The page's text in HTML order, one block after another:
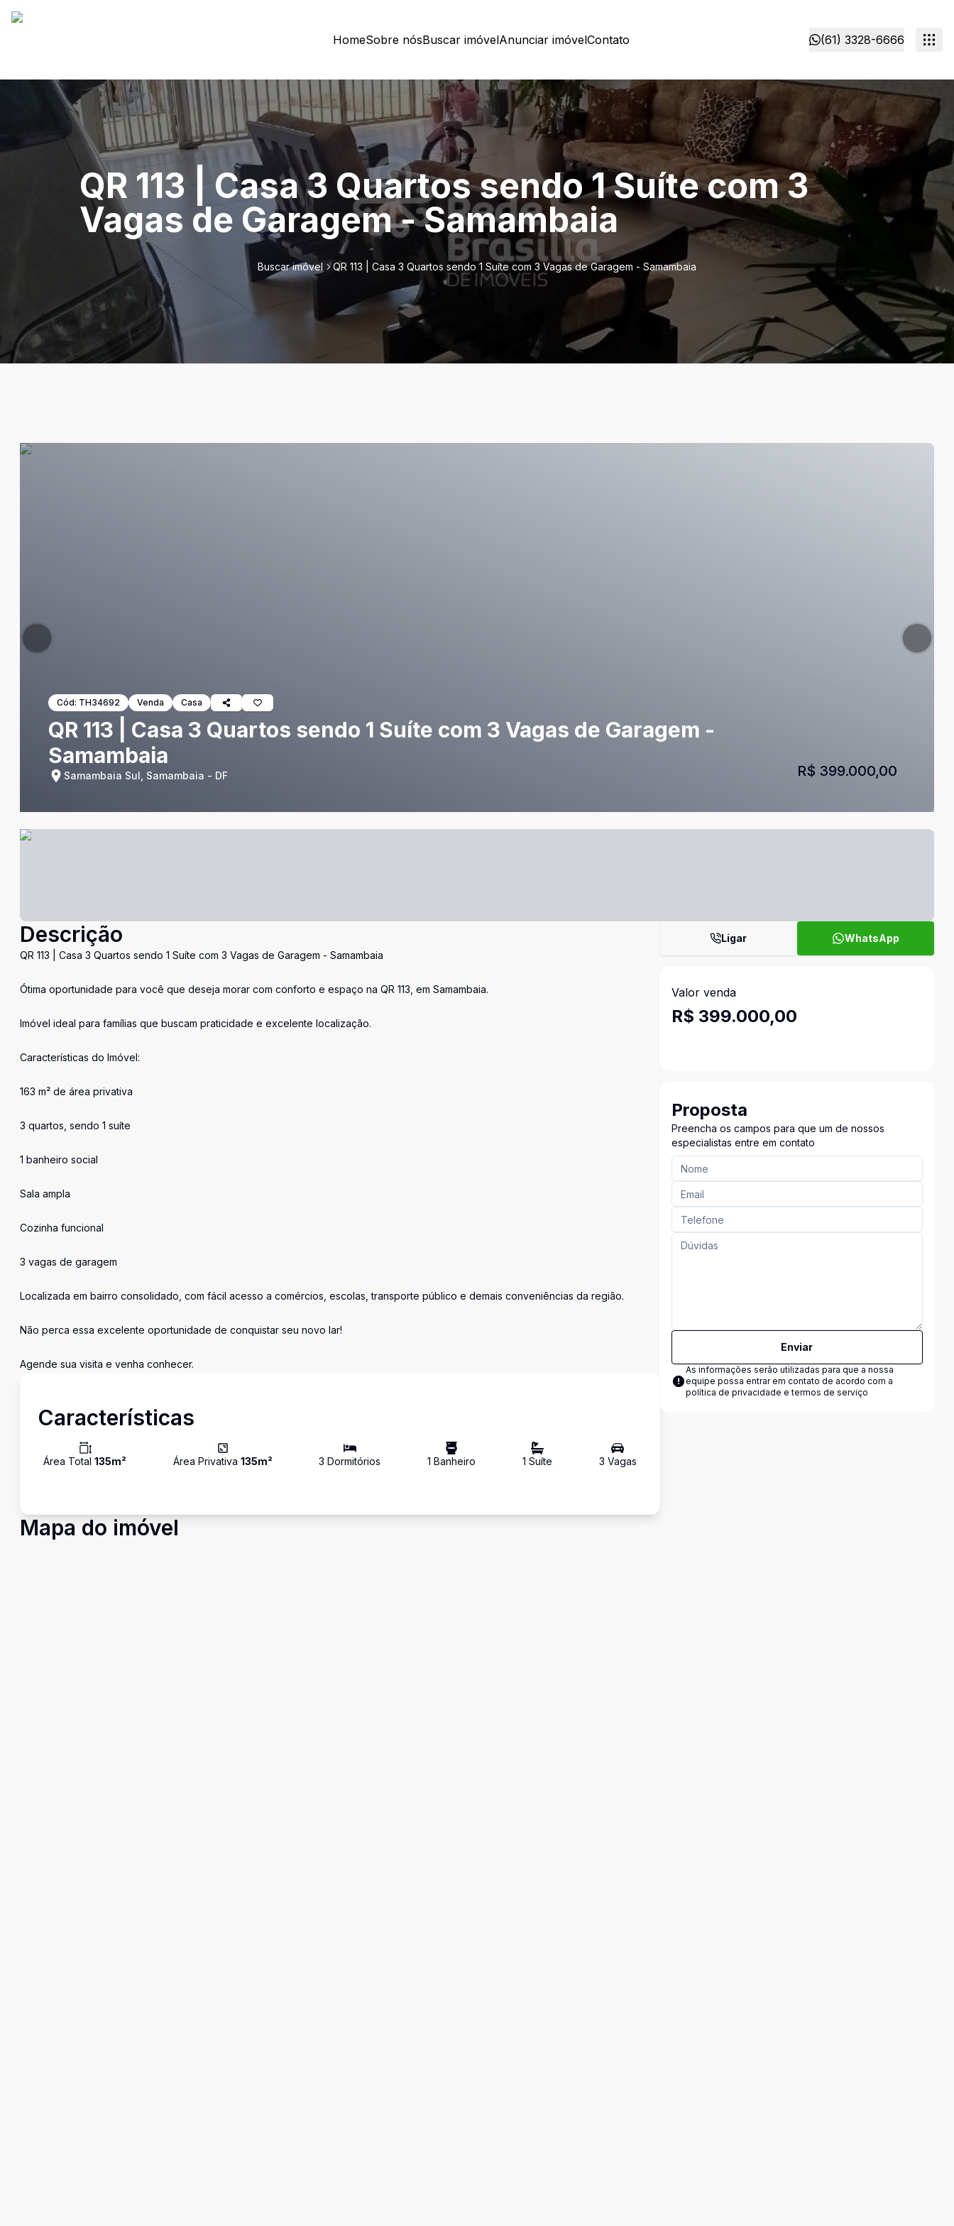
HomeSobre nósBuscar imóvelAnunciar imóvelContato (61) 3328-6666
QR 113 | Casa 3 Quartos sendo 1 Suíte com 3
Vagas de Garagem - Samambaia
Buscar imóvel QR 113 | Casa 3 Quartos sendo 1 Suíte com 3 Vagas de Garagem - Samambaia
Cód: TH34692 Venda Casa
QR 113 | Casa 3 Quartos sendo 1 Suíte com 3 Vagas de Garagem -
Samambaia
Samambaia Sul, Samambaia - DF R$ 399.000,00
Descrição
QR 113 | Casa 3 Quartos sendo 1 Suíte com 3 Vagas de Garagem - Samambaia
Ótima oportunidade para você que deseja morar com conforto e espaço na QR 113, em Samambaia.
Imóvel ideal para famílias que buscam praticidade e excelente localização.
Características do Imóvel:
163 m² de área privativa
3 quartos, sendo 1 suíte
1 banheiro social
Sala ampla
Cozinha funcional
3 vagas de garagem
Localizada em bairro consolidado, com fácil acesso a comércios, escolas, transporte público e demais conveniências da região.
Não perca essa excelente oportunidade de conquistar seu novo lar!
Agende sua visita e venha conhecer.
Características
Área Total 135m² Área Privativa 135m² 3 Dormitórios 1 Banheiro 1 Suíte 3 Vagas
Mapa do imóvel
Ligar WhatsApp
Valor venda
R$ 399.000,00
Proposta
Preencha os campos para que um de nossos
especialistas entre em contato
Enviar
As informações serão utilizadas para que a nossa
equipe possa entrar em contato de acordo com a
política de privacidade e termos de serviço